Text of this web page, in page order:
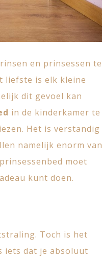
en prinsessen te
liefste is elk kleine
dit gevoel kan
in de kinderkamer te
Het is verstandig
namelijk enorm van
moet
kunt doen.
Toch is het
iets dat je absoluut